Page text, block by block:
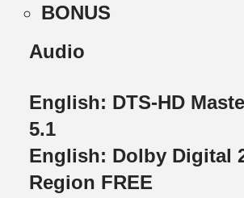
BONUS
Audio
English: DTS-HD
5.1
English: Dolby Digital
Region FREE